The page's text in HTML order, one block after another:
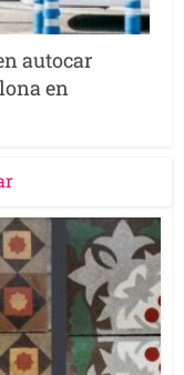
autocar
en